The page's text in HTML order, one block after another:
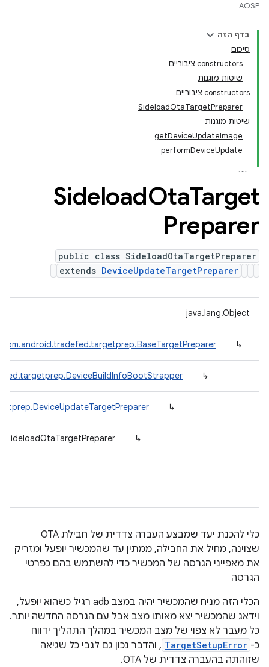
AOSP
בדף הזה
סיכום
‫constructors ציבוריים
שיטות מוגנות
‫constructors ציבוריים
SideloadOtaTargetPreparer
שיטות מוגנות
getDeviceUpdateImage
performDeviceUpdate
SideloadOtaTarget
Preparer
public class SideloadOtaTargetPreparer
extends DeviceUpdateTargetPreparer
java.lang.Object
↳
com.android.tradefed.targetprep.BaseTargetPreparer
↳
↳
↳
כלי להכנת יעד שמבצע העברה צדדית של חבילת OTA
שצוינה, מחיל את החבילה, ממתין עד שהמכשיר יופעל ומזריק
את מאפייני הגרסה של המכשיר כדי להשתמש בהם כפרטי
הגרסה
הכלי הזה מניח שהמכשיר יהיה במצב adb רגיל כשהוא יופעל,
וידאג שהמכשיר יצא מאותו מצב אבל עם הגרסה החדשה יותר.
כל מעבר לא צפוי של מצב המכשיר במהלך התהליך ידווח
כ- TargetSetupError , והדבר נכון גם לגבי כל שגיאה
שזוהתה בהעברה צדדית של OTA.